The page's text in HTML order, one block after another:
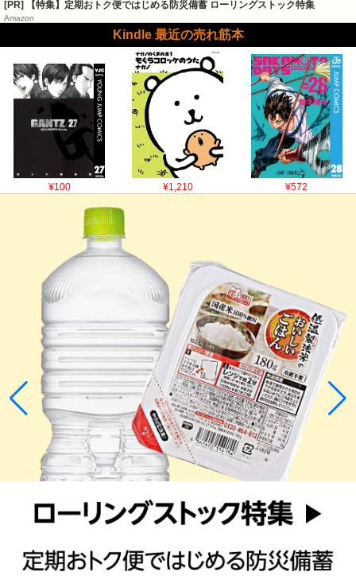
[PR] 【特集】定期おトク便ではじめる防災備蓄 ローリングストック特集
Amazon
Kindle 最近の売れ筋本
¥100 ¥1,210 ¥572